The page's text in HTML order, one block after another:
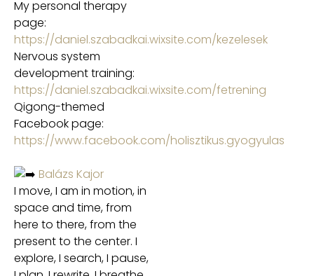
My personal therapy
page:
https://daniel.szabadkai.wixsite.com/kezelesek
Nervous system
development training:
https://daniel.szabadkai.wixsite.com/fetrening
Qigong-themed
Facebook page:
https://www.facebook.com/holisztikus.gyogyulas
Balázs Kajor
I move, I am in motion, in
space and time, from
here to there, from the
present to the center. I
explore, I search, I pause,